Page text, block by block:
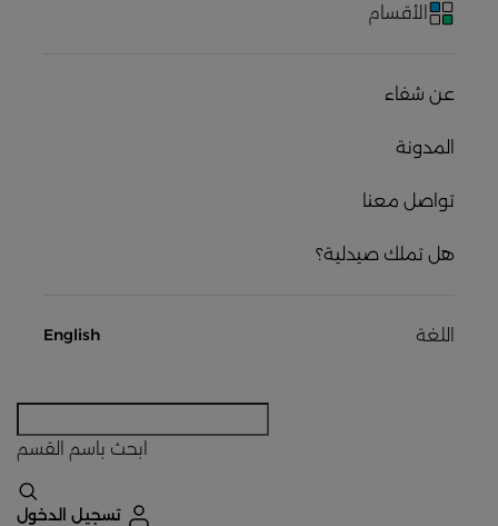
الأقسام
عن شفاء
المدونة
تواصل معنا
هل تملك صيدلية؟
اللغة English
ابحث باسم القسم
تسجيل الدخول